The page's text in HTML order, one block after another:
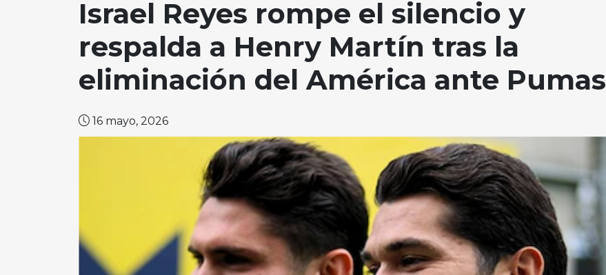
Israel Reyes rompe el silencio y
respalda a Henry Martín tras la
eliminación del América ante Pumas
16 mayo, 2026